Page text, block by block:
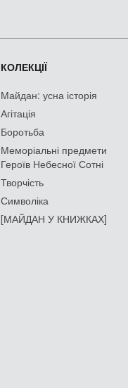
КОЛЕКЦІЇ
Майдан: усна історія
Агітація
Боротьба
Меморіальні предмети
Героїв Небесної Сотні
Творчість
Символіка
[МАЙДАН У КНИЖКАХ]